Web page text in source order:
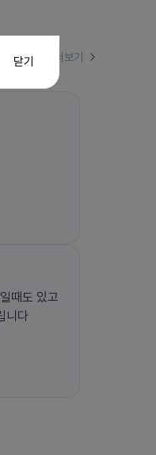
더보기
때도 있고
니다
닫기